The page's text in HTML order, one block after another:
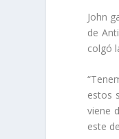
John
de
colgó
estos
viene
este